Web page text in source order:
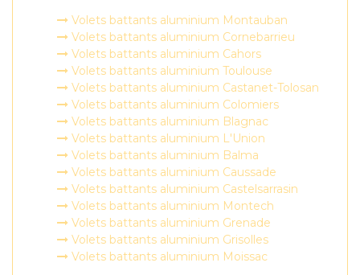
Volets battants aluminium Montauban
Volets battants aluminium Cornebarrieu
Volets battants aluminium Cahors
Volets battants aluminium Toulouse
Volets battants aluminium Castanet-Tolosan
Volets battants aluminium Colomiers
Volets battants aluminium Blagnac
Volets battants aluminium L'Union
Volets battants aluminium Balma
Volets battants aluminium Caussade
Volets battants aluminium Castelsarrasin
Volets battants aluminium Montech
Volets battants aluminium Grenade
Volets battants aluminium Grisolles
Volets battants aluminium Moissac